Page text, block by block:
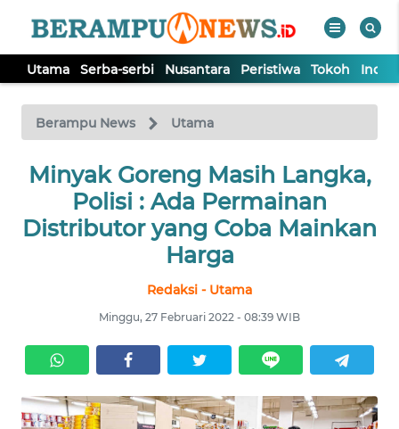
Utama Serba-serbi Nusantara Peristiwa Tokoh
Berampu News Utama
Minyak Goreng Masih Langka,
Polisi : Ada Permainan
Distributor yang Coba Mainkan
Harga
Redaksi - Utama
Minggu, 27 Februari 2022 - 08:39 WIB
Tutup
UTAMA
SERBA-
SERBI
PERISTIWA
TOKOH